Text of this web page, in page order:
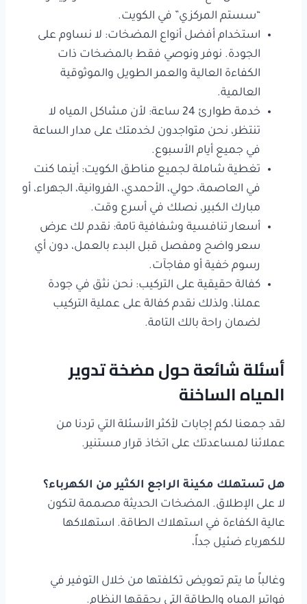
“سستم المركزي” في الكويت.
استخدام أفضل أنواع المضخات: لا نساوم على
الجودة. نوفر ونوصي فقط بالمضخات ذات
الكفاءة العالية والعمر الطويل والموثوقية
العالمية.
خدمة طوارئ 24 ساعة: لأن مشاكل المياه لا
تنتظر، نحن متواجدون لخدمتك على مدار الساعة
في جميع أيام الأسبوع.
تغطية شاملة لجميع مناطق الكويت: أينما كنت
في العاصمة، حولي، الأحمدي، الفروانية، الجهراء، أو
مبارك الكبير، نصلك في أسرع وقت.
أسعار تنافسية وشفافية تامة: نقدم لك عرض
سعر واضح ومفصل قبل البدء بالعمل، دون أي
رسوم خفية أو مفاجآت.
كفالة حقيقية على التركيب: نحن نثق في جودة
عملنا، ولذلك نقدم كفالة على عملية التركيب
لضمان راحة بالك التامة.
أسئلة شائعة حول مضخة تدوير
المياه الساخنة
لقد جمعنا لكم إجابات لأكثر الأسئلة التي تردنا من
عملائنا لمساعدتك على اتخاذ قرار مستنير.
هل تستهلك مكينة الراجع الكثير من الكهرباء؟
لا على الإطلاق. المضخات الحديثة مصممة لتكون
عالية الكفاءة في استهلاك الطاقة. استهلاكها
للكهرباء ضئيل جداً،
وغالباً ما يتم تعويض تكلفتها من خلال التوفير في
فواتير المياه والطاقة التي يحققها النظام.